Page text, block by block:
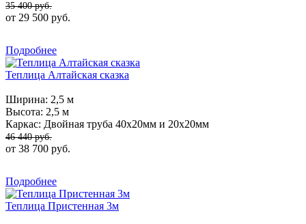
35 400 руб.
от 29 500 руб.
Подробнее
Теплица Алтайская сказка
Ширина: 2,5 м
Высота: 2,5 м
Каркас: Двойная труба 40х20мм и 20х20мм
46 440 руб.
от 38 700 руб.
Подробнее
Теплица Пристенная 3м